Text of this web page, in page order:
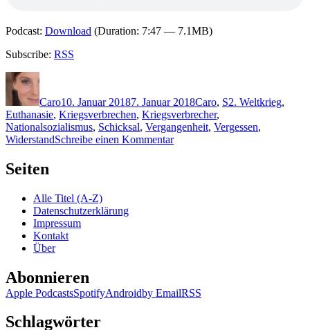
Podcast: Download (Duration: 7:47 — 7.1MB)
Subscribe: RSS
Autor
Caro10. Januar 20187. Januar 2018Caro, S2. Weltkrieg,
Euthanasie, Kriegsverbrechen, Kriegsverbrecher,
Nationalsozialismus, Schicksal, Vergangenheit, Vergessen,
WiderstandSchreibe einen Kommentarzu
Seiten
Alle Titel (A-Z)
Datenschutzerklärung
Impressum
Kontakt
Über
Abonnieren
Apple PodcastsSpotifyAndroidby EmailRSS
Schlagwörter